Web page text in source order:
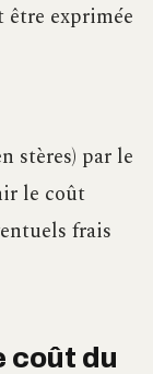
être exprimée
stères) par le
le coût
frais
coût du